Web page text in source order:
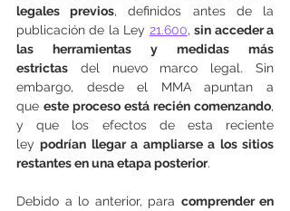
legales previos, definidos antes de la
publicación de la Ley 21.600, sin acceder a
las herramientas y medidas más
estrictas del nuevo marco legal. Sin
embargo, desde el MMA apuntan a
que este proceso está recién comenzando,
y que los efectos de esta reciente
ley podrían llegar a ampliarse a los sitios
restantes en una etapa posterior.
Debido a lo anterior, para comprender en